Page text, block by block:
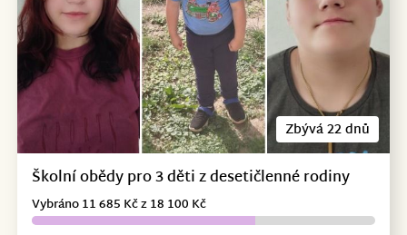
Zbývá 22 dnů
Školní obědy pro 3 děti z desetičlenné rodiny
Vybráno 11 685 Kč z 18 100 Kč